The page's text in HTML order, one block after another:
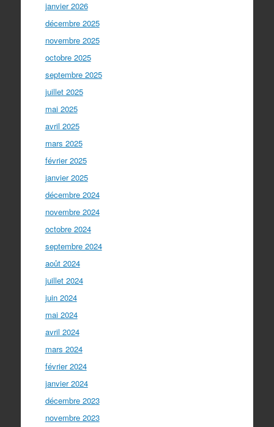
janvier 2026
décembre 2025
novembre 2025
octobre 2025
septembre 2025
juillet 2025
mai 2025
avril 2025
mars 2025
février 2025
janvier 2025
décembre 2024
novembre 2024
octobre 2024
septembre 2024
août 2024
juillet 2024
juin 2024
mai 2024
avril 2024
mars 2024
février 2024
janvier 2024
décembre 2023
novembre 2023